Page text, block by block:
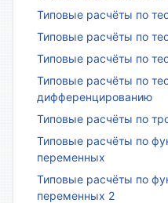
Типовые расчёты по
Типовые расчёты по
Типовые расчёты по
Типовые расчёты по
дифференцированию
Типовые расчёты по
Типовые расчёты по
переменных
Типовые расчёты по
переменных 2